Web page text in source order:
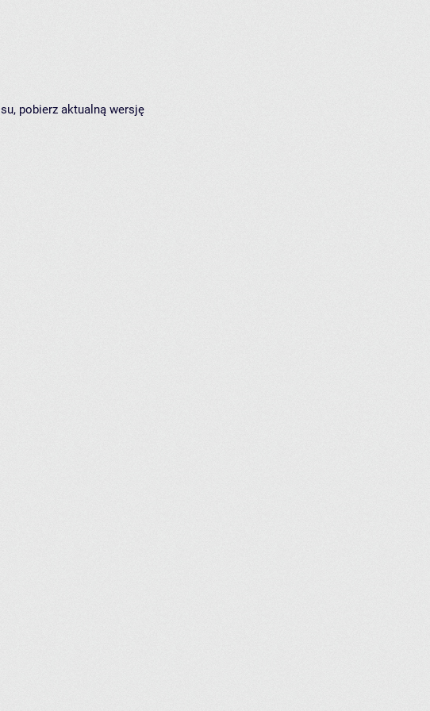
pobierz aktualną wersję